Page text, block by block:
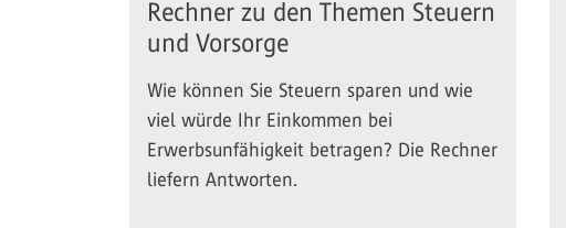
Rechner zu den Themen Steuern
und Vorsorge
Wie können Sie Steuern sparen und wie
viel würde Ihr Einkommen bei
Erwerbsunfähigkeit betragen? Die Rechner
liefern Antworten.